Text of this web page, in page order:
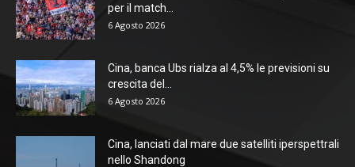
per il match...
6 Agosto 2026
Cina, banca Ubs rialza al 4,5% le previsioni su
crescita del...
6 Agosto 2026
Cina, lanciati dal mare due satelliti iperspettrali
nello Shandong